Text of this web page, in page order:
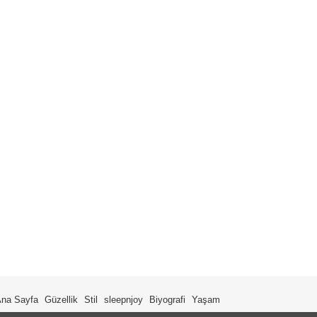
Sayfa Güzellik Stil sleepnjoy Biyografi Yaşam